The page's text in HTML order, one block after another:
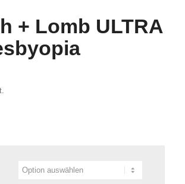
+ Lomb ULTRA